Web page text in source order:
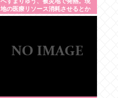
地の医療リソース消耗させるとか
予想以上に迷惑だったな